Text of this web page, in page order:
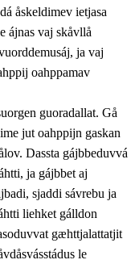
åskeldimev ietjasa
ájnas vaj skåvllå
ja vaj
oahppamav
guoradallat. Gå
jut oahppijn gaskan
Dassta gájbbeduvvá
ja gájbbet aj
sjaddi sávrebu ja
liehket gálldon
gæhttjalattatjit
le